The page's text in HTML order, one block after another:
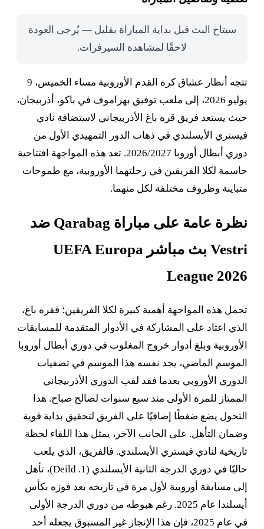
سيتاح البث قبل بداية المباراة بقليل — يُرجى العودة
لاحقًا لمشاهدة السيرفرات.
تتجه أنظار عشاق كرة القدم الأوروبية مساء الخميس، 9
يوليو 2026، إلى ملعب توفيق بهراموف في باكو، أذربيجان،
حيث يستعد فريق قره باغ الأذربيجاني لاستضافة نادي
فيستري الأيسلندي في ذهاب الدور التمهيدي الأول من
دوري أبطال أوروبا 2026/2027. تعد هذه المواجهة افتتاحية
حاسمة لكلا الفريقين في رحلتهما الأوروبية، مع طموحات
متباينة وظروف مختلفة لكل منهما.
نظرة عامة على مباراة Qarabag ضد
Vestri بث مباشر UEFA Europa
League 2026
تحمل هذه المواجهة أهمية كبيرة لكلا الفريقين؛ فقره باغ،
الذي اعتاد على المشاركة في الأدوار المتقدمة للمسابقات
الأوروبية وبلغ أدوار خروج المغلوب في دوري أبطال أوروبا
الموسم الماضي، يجد نفسه هذا الموسم في تصفيات
الدوري الأوروبي بعدما فقد لقب الدوري الأذربيجاني
الممتاز للمرة الأولى منذ سبع سنوات لصالح صباح. هذا
التحول يضع ضغطًا إضافيًا على الفريق لتحقيق بداية قوية
وضمان التأهل. على الجانب الآخر، يمثل هذا اللقاء لحظة
تاريخية لنادي فيستري الأيسلندي. فالفريق، الذي يلعب
حاليًا في دوري الدرجة الثانية الأيسلندي (1. Deild)، تأهل
إلى مسابقة أوروبية لأول مرة في تاريخه بعد فوزه بكأس
أيسلندا عام 2025. رغم هبوطه من دوري الدرجة الأولى
في عام 2025، فإن هذا الإنجاز غير المسبوق يجعله أحد